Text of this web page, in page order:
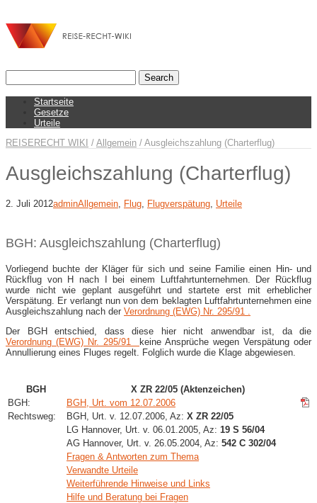
Startseite
Gesetze
Urteile
REISERECHT WIKI / Allgemein / Ausgleichszahlung (Charterflug)
Ausgleichszahlung (Charterflug)
2. Juli 2012adminAllgemein Flug Flugverspätung Urteile
BGH: Ausgleichszahlung (Charterflug)
Vorliegend buchte der Kläger für sich und seine Familie einen Hin- und
Rückflug von H nach I bei einem Luftfahrtunternehmen. Der Rückflug
wurde nicht wie geplant ausgeführt und startete erst mit erheblicher
Verspätung. Er verlangt nun von dem beklagten Luftfahrtunternehmen eine
Ausgleichszahlung nach der Verordnung (EWG) Nr. 295/91 .
Der BGH entschied, dass diese hier nicht anwendbar ist, da die
Verordnung (EWG) Nr. 295/91 keine Ansprüche wegen Verspätung oder
Annullierung eines Fluges regelt. Folglich wurde die Klage abgewiesen.
BGH
X ZR 22/05 (Aktenzeichen)
BGH:
BGH, Urt. vom 12.07.2006
Rechtsweg:
BGH, Urt. v. 12.07.2006, Az: X ZR 22/05
LG Hannover, Urt. v. 06.01.2005, Az: 19 S 56/04
AG Hannover, Urt. v. 26.05.2004, Az: 542 C 302/04
Fragen & Antworten zum Thema
Verwandte Urteile
Weiterführende Hinweise und Links
Hilfe und Beratung bei Fragen